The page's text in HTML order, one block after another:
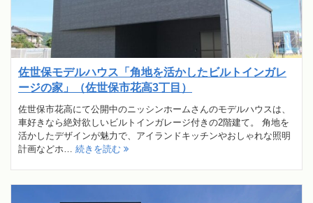
佐世保モデルハウス「角地を活かしたビルトインガレ
ージの家」（佐世保市花高3丁目）
佐世保市花高にて公開中のニッシンホームさんのモデルハウスは、
車好きなら絶対欲しいビルトインガレージ付きの2階建て。 角地を
活かしたデザインが魅力で、アイランドキッチンやおしゃれな照明
計画などホ… 続きを読む